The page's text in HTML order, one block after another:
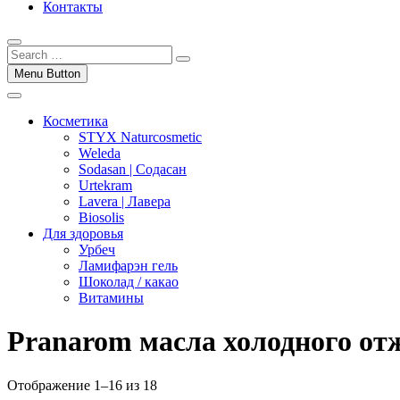
Контакты
Menu Button
Косметика
STYX Naturcosmetic
Weleda
Sodasan | Содасан
Urtekram
Lavera | Лавера
Biosolis
Для здоровья
Урбеч
Ламифарэн гель
Шоколад / какао
Витамины
Pranarom масла холодного
Отображение 1–16 из 18